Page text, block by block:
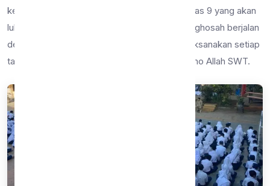
kesuksesan pendidikan para peserta didik kelas 9 yang akan
lulus pada tahun ini. Alhamdulillah, kegiatan istighosah berjalan
dengan lancar, semoga kegiatan ini dapat dilaksanakan setiap
tahunnya untuk mendapat keberkahan dan ridho Allah SWT.